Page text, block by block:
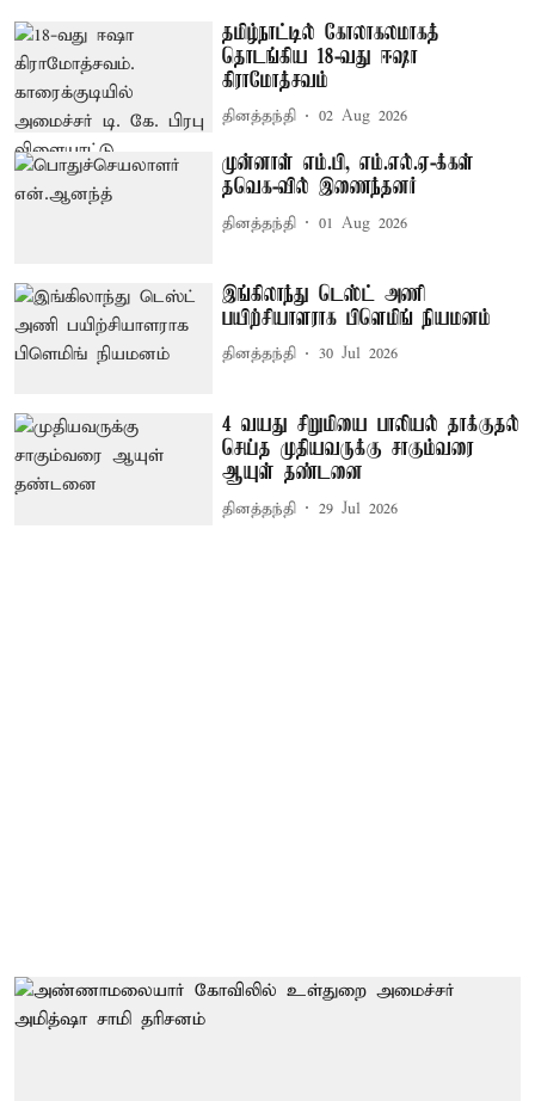
தமிழ்நாட்டில் கோலாகலமாகத்
தொடங்கிய 18-வது ஈஷா
கிராமோத்சவம்
தினத்தந்தி 02 Aug 2026
முன்னாள் எம்.பி, எம்.எல்.ஏ-க்கள்
தவெக-வில் இணைந்தனர்
தினத்தந்தி 01 Aug 2026
இங்கிலாந்து டெஸ்ட் அணி
பயிற்சியாளராக பிளெமிங் நியமனம்
தினத்தந்தி 30 Jul 2026
4 வயது சிறுமியை பாலியல் தாக்குதல்
செய்த முதியவருக்கு சாகும்வரை
ஆயுள் தண்டனை
தினத்தந்தி 29 Jul 2026